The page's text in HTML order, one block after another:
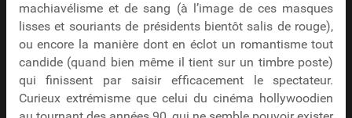
machiavélisme et de sang (à l’image de ces masques
lisses et souriants de présidents bientôt salis de rouge),
ou encore la manière dont en éclot un romantisme tout
candide (quand bien même il tient sur un timbre poste)
qui finissent par saisir efficacement le spectateur.
Curieux extrémisme que celui du cinéma hollywoodien